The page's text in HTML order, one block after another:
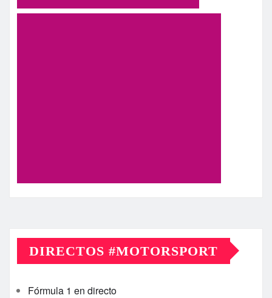
DIRECTOS #MOTORSPORT
Fórmula 1 en directo